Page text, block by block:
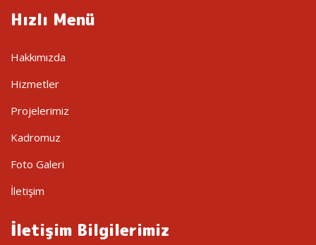
Hızlı Menü
Hakkımızda
Hizmetler
Projelerimiz
Kadromuz
Foto Galeri
İletişim
İletişim Bilgilerimiz